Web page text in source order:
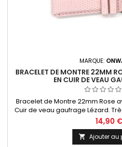
MARQUE:
BRACELET DE MONTRE 22MM
EN CUIR DE VEAU
Bracelet de Montre 22mm Rose
Cuir de veau gaufrage Lézard.
belles montres.
14,90 €
 Ajouter au